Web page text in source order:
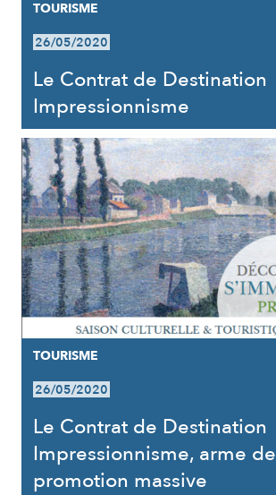
TOURISME
26/05/2020
Le Contrat de Destination
Impressionnisme
TOURISME
26/05/2020
Le Contrat de Destination
Impressionnisme, arme de
promotion massive